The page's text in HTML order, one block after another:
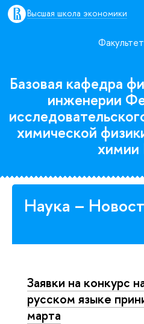
Высшая школа экономики
Базовая кафедра
инженерии
химической
Наука –
Заявки на конкурс
русском языке
марта